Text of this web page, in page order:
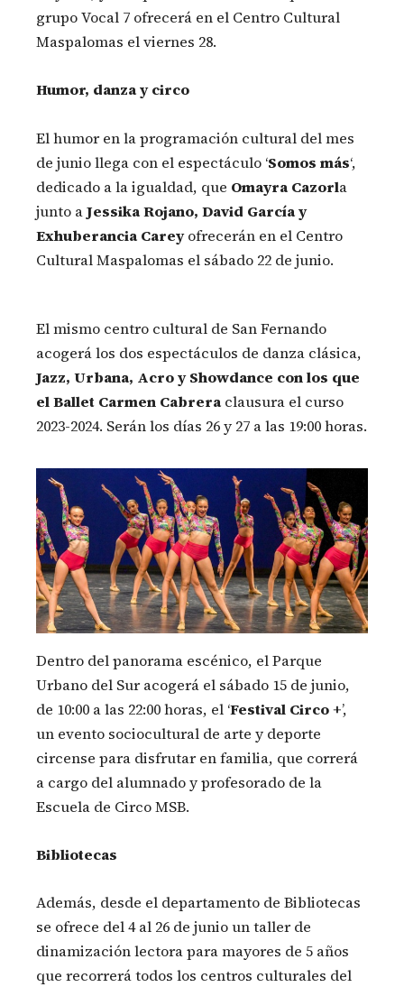
grupo Vocal 7 ofrecerá en el Centro Cultural
Maspalomas el viernes 28.
Humor, danza y circo
El humor en la programación cultural del mes
de junio llega con el espectáculo ‘Somos más‘,
dedicado a la igualdad, que Omayra Cazorla
junto aJessika Rojano, David García y
Exhuberancia Careyofrecerán en el Centro
Cultural Maspalomas el sábado 22 de junio.
El mismo centro cultural de San Fernando
acogerá los dos espectáculos de danza clásica,
Jazz, Urbana, Acro y Showdance con los que
el Ballet Carmen Cabrera clausura el curso
2023-2024. Serán los días 26 y 27 a las 19:00 horas.
Dentro del panorama escénico, el Parque
Urbano del Sur acogerá el sábado 15 de junio,
de 10:00 a las 22:00 horas, el ‘Festival Circo +’,
un evento sociocultural de arte y deporte
circense para disfrutar en familia, que correrá
a cargo del alumnado y profesorado de la
Escuela de Circo MSB.
Bibliotecas
Además, desde el departamento de Bibliotecas
se ofrece del 4 al 26 de junio un taller de
dinamización lectora para mayores de 5 años
que recorrerá todos los centros culturales del